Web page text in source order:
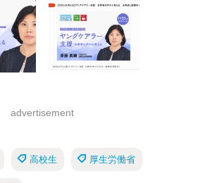
advertisement
高校生 厚生労働省